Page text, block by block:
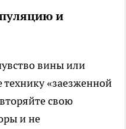
и
вины или
«заезженной
свою
и не